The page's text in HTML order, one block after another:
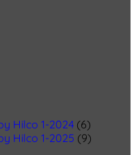
Hilco 1-2024 (6)
Hilco 1-2025 (9)